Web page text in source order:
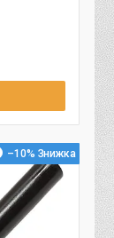
–10%